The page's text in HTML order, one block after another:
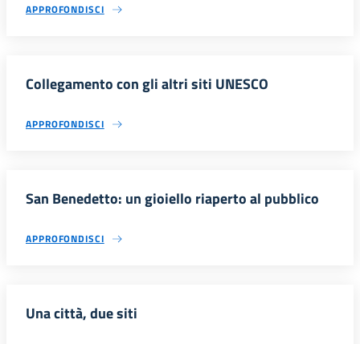
APPROFONDISCI
Collegamento con gli altri siti UNESCO
APPROFONDISCI
San Benedetto: un gioiello riaperto al pubblico
APPROFONDISCI
Una città, due siti